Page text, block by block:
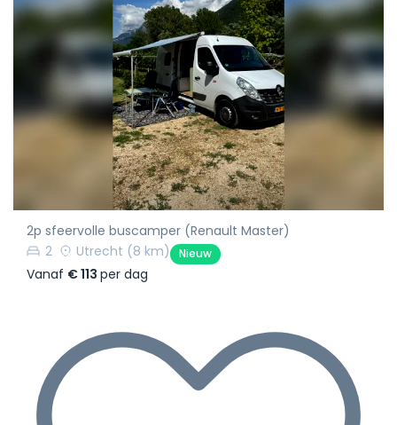
2p sfeervolle buscamper (Renault Master)
2
Utrecht (8 km) Nieuw
Vanaf € 113 per dag